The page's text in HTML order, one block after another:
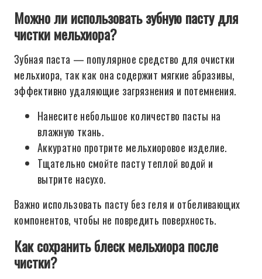
Можно ли использовать зубную пасту для
чистки мельхиора?
Зубная паста — популярное средство для очистки
мельхиора, так как она содержит мягкие абразивы,
эффективно удаляющие загрязнения и потемнения.
Нанесите небольшое количество пасты на
влажную ткань.
Аккуратно протрите мельхиоровое изделие.
Тщательно смойте пасту теплой водой и
вытрите насухо.
Важно использовать пасту без геля и отбеливающих
компонентов, чтобы не повредить поверхность.
Как сохранить блеск мельхиора после
чистки?